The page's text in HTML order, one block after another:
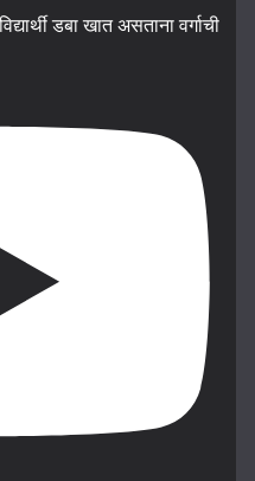
डबा खात असताना वर्गाची